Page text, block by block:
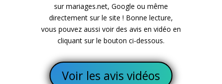
sur mariages.net, Google ou même
directement sur le site ! Bonne lecture,
vous pouvez aussi voir des avis en vidéo en
cliquant sur le bouton ci-dessous.
Voir les avis vidéos